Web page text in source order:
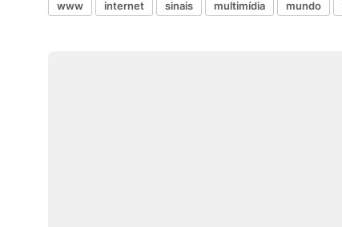
www internet sinais multimídia mundo